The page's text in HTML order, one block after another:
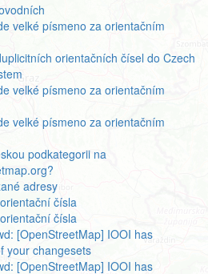
velké písmeno za orientačním
orientačních čísel do Czech
velké písmeno za orientačním
velké písmeno za orientačním
podkategorii na
adresy
čísla
čísla
[OpenStreetMap] IOOI has
your changesets
[OpenStreetMap] IOOI has